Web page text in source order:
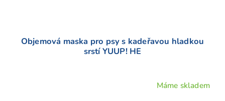
Objemová maska pro psy s kadeřavou hladkou
srstí YUUP! HE
Máme skladem